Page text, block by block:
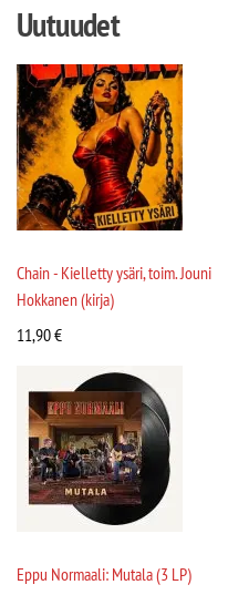
Uutuudet
Chain - Kielletty ysäri, toim. Jouni
Hokkanen (kirja)
11,90€
Eppu Normaali: Mutala (3 LP)